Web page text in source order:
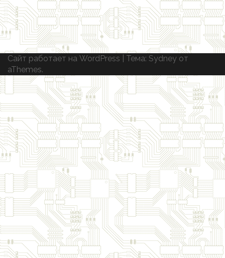
Сайт работает на WordPress Тема: Sydney от
aThemes.